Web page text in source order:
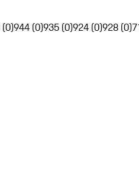
944 (0)935 (0)924 (0)928 (0)